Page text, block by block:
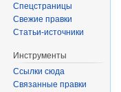
Спецстраницы
Свежие правки
Статьи-источники
Инструменты
Ссылки сюда
Связанные правки